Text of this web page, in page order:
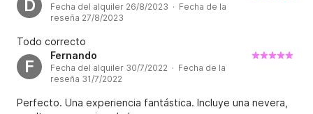
D
Fecha del alquiler 26/8/2023 · Fecha de la
reseña 27/8/2023
Todo correcto
F
Fernando
Fecha del alquiler 30/7/2022 · Fecha de la
reseña 31/7/2022
Perfecto. Una experiencia fantástica. Incluye una nevera,